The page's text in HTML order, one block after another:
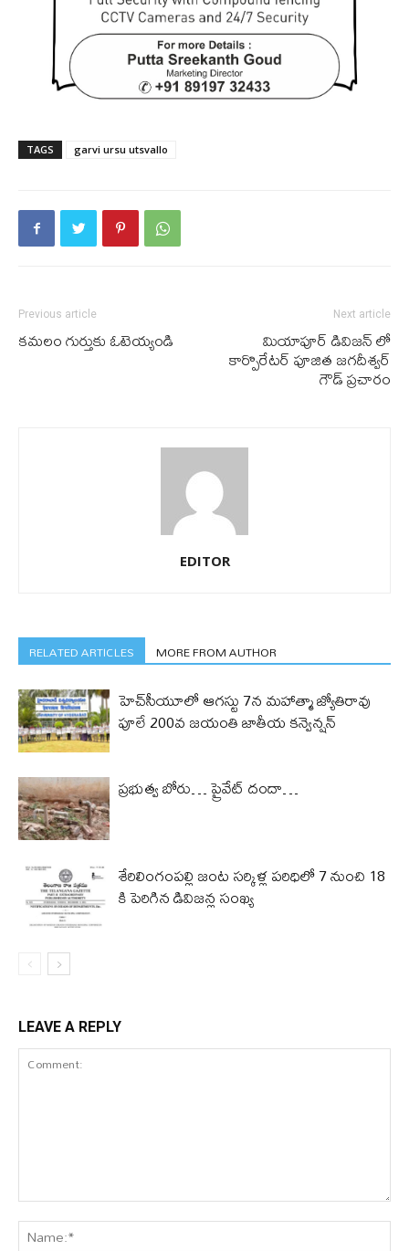
TAGS garvi ursu utsvallo
Previous article
కమలం గుర్తుకు ఓటెయ్యండి
Next article
మియాపూర్ డివిజన్ లో
కార్పొరేటర్ పూజిత జగదీశ్వర్
గౌడ్ ప్రచారం
EDITOR
RELATED ARTICLES MORE FROM AUTHOR
హెచ్‌సీయూలో ఆగస్టు 7న మహాత్మా జ్యోతిరావు
పూలే 200వ జయంతి జాతీయ కన్వెన్షన్
ప్రభుత్వ బోరు… ప్రైవేట్ దందా…
శేరిలింగంపల్లి జంట సర్కిళ్ల పరిధిలో 7 నుంచి 18
కి పెరిగిన డివిజన్ల సంఖ్య
LEAVE A REPLY